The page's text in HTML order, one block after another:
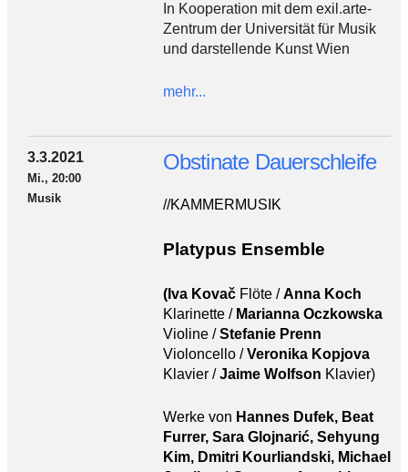
In Kooperation mit dem exil.arte-
Zentrum der Universität für Musik
und darstellende Kunst Wien
mehr...
3.3.2021
Mi., 20:00
Musik
Obstinate Dauerschleife
//KAMMERMUSIK
Platypus Ensemble
(Iva Kovač Flöte /Anna Koch
Klarinette / Marianna Oczkowska
Violine /Stefanie Prenn
Violoncello /Veronika Kopjova
Klavier /Jaime Wolfson Klavier)
Werke von HannesDufek, Beat
Furrer, Sara Glojnarić, Sehyung
Kim, Dmitri Kourliandski, Michael